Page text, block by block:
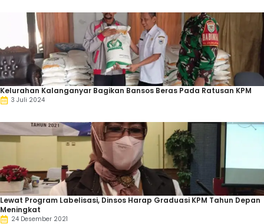
Kelurahan Kalanganyar Bagikan Bansos Beras Pada Ratusan KPM
3 Juli 2024
Lewat Program Labelisasi, Dinsos Harap Graduasi KPM Tahun Depan
Meningkat
24 Desember 2021